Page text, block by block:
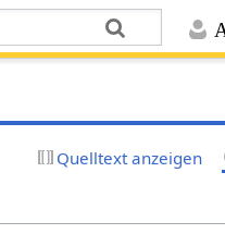
Quelltext anzeigen